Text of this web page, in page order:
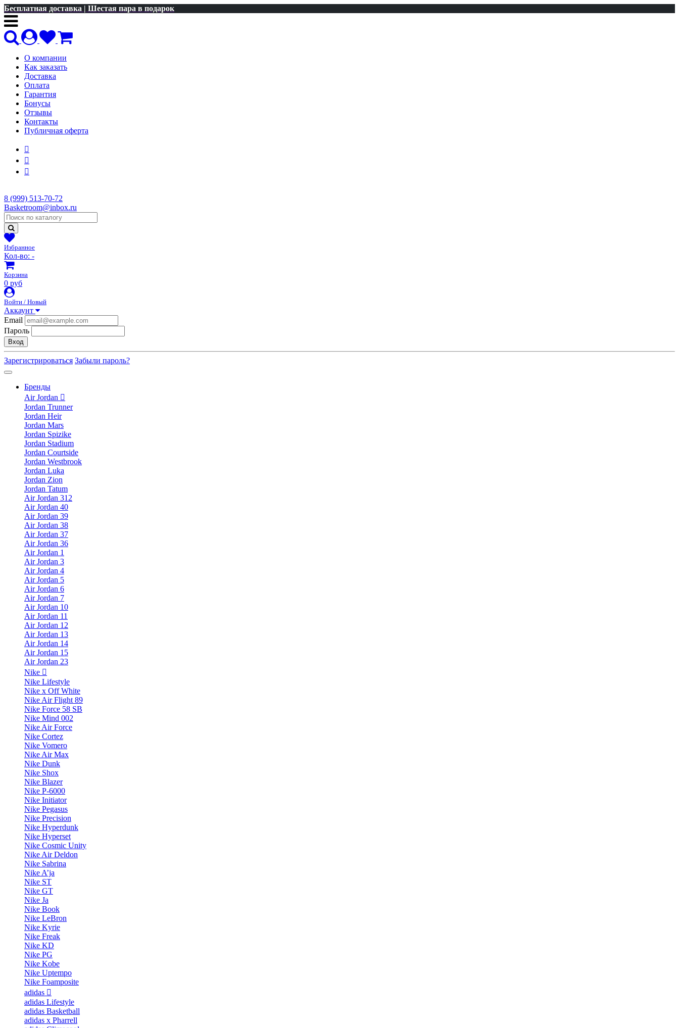
Бесплатная доставка | Шестая пара в подарок
О компании
Как заказать
Доставка
Оплата
Гарантия
Бонусы
Отзывы
Контакты
Публичная оферта
8 (999) 513-70-72
Basketroom@inbox.ru
Избранное
Кол-во: -
Корзина
0 руб
Войти / Новый
Аккаунт
Email
Пароль
Вход
Зарегистрироваться Забыли пароль?
Бренды
Air Jordan
Jordan Trunner
Jordan Heir
Jordan Mars
Jordan Spizike
Jordan Stadium
Jordan Courtside
Jordan Westbrook
Jordan Luka
Jordan Zion
Jordan Tatum
Air Jordan 312
Air Jordan 40
Air Jordan 39
Air Jordan 38
Air Jordan 37
Air Jordan 36
Air Jordan 1
Air Jordan 3
Air Jordan 4
Air Jordan 5
Air Jordan 6
Air Jordan 7
Air Jordan 10
Air Jordan 11
Air Jordan 12
Air Jordan 13
Air Jordan 14
Air Jordan 15
Air Jordan 23
Nike
Nike Lifestyle
Nike x Off White
Nike Air Flight 89
Nike Force 58 SB
Nike Mind 002
Nike Air Force
Nike Cortez
Nike Vomero
Nike Air Max
Nike Dunk
Nike Shox
Nike Blazer
Nike P-6000
Nike Initiator
Nike Pegasus
Nike Precision
Nike Hyperdunk
Nike Hyperset
Nike Cosmic Unity
Nike Air Deldon
Nike Sabrina
Nike A’ja
Nike ST
Nike GT
Nike Ja
Nike Book
Nike LeBron
Nike Kyrie
Nike Freak
Nike KD
Nike PG
Nike Kobe
Nike Uptempo
Nike Foamposite
adidas
adidas Lifestyle
adidas Basketball
adidas x Pharrell